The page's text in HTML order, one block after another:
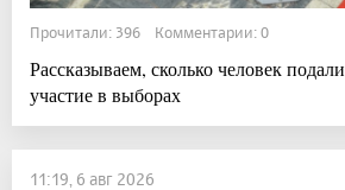
Прочитали: 396 Комментарии: 0
Рассказываем, сколько человек
участие в выборах
11:19, 6 авг 2026